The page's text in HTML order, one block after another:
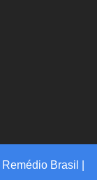
Remédio Brasil |